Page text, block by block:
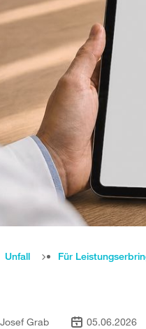
Unfall Für
Grab 05.06.2026